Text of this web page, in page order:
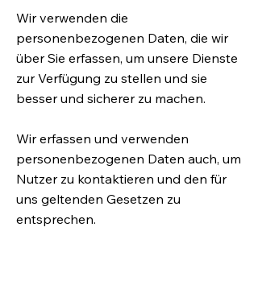
Wir verwenden die
personenbezogenen Daten, die wir
über Sie erfassen, um unsere Dienste
zur Verfügung zu stellen und sie
besser und sicherer zu machen.
Wir erfassen und verwenden
personenbezogenen Daten auch, um
Nutzer zu kontaktieren und den für
uns geltenden Gesetzen zu
entsprechen.